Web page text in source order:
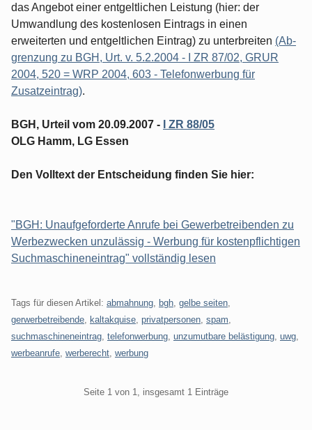
das Angebot einer entgeltlichen Leistung (hier: der
Umwandlung des kos­tenlosen Eintrags in einen
erweiterten und entgeltlichen Eintrag) zu unterbreiten (Ab­
grenzung zu BGH, Urt. v. 5.2.2004 - I ZR 87/02, GRUR
2004, 520 = WRP 2004, 603 - Telefonwerbung für
Zusatzeintrag).
BGH, Urteil vom 20.09.2007 -
I ZR 88/05
OLG Hamm, LG Essen
Den Volltext der Entscheidung finden Sie hier:
"BGH: Unaufgeforderte Anrufe bei Gewerbetreibenden zu
Werbezwecken unzulässig - Werbung für kostenpflichtigen
Suchmaschineneintrag" vollständig lesen
Tags für diesen Artikel: abmahnung bgh gelbe seiten
gerwerbetreibende
kaltakquise privatpersonen spam
suchmaschineneintrag telefonwerbung unzumutbare belästigung uwg
werbeanrufe werberecht werbung
Seite 1 von 1, insgesamt 1 Einträge